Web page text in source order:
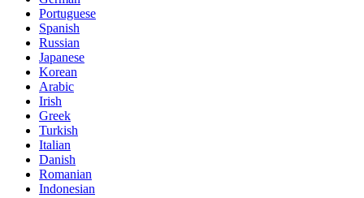
Portuguese
Spanish
Russian
Japanese
Korean
Arabic
Irish
Greek
Turkish
Italian
Danish
Romanian
Indonesian